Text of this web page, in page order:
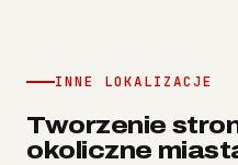
INNE LOKALIZACJE
Tworzenie
okoliczne